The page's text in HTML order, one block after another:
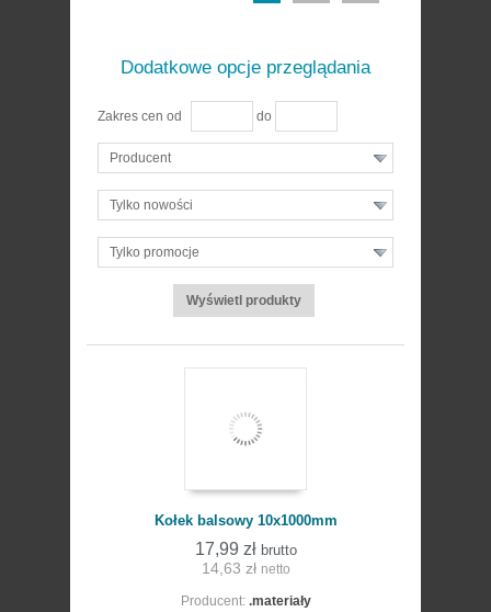
Dodatkowe opcje przeglądania
Zakres cen od do
Producent
Tylko nowości
Tylko promocje
zobacz szczegóły
Kołek balsowy 10x1000mm
17,99 zł brutto
14,63 zł netto
Producent: .materiały